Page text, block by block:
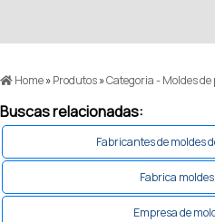
Home»Produtos»Categoria - Moldes
Buscas relacionadas:
Fabricantes de moldes
Fabrica
Empresa de